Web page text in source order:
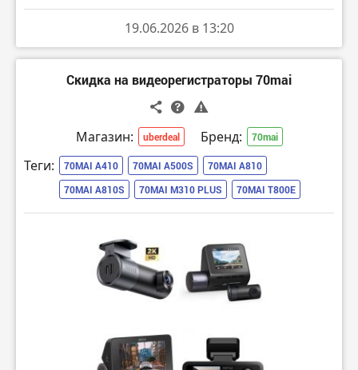
19.06.2026 в 13:20
Скидка на видеорегистраторы 70mai
Магазин: uberdeal Бренд: 70mai
Теги: 70MAI A410 70MAI A500S
70MAI A810
70MAI A810S
70MAI M310 PLUS 70MAI T800E